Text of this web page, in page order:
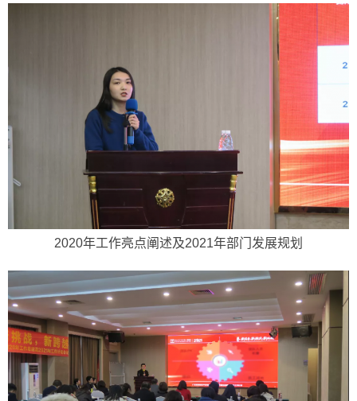
2020年工作亮点阐述及2021年部门发展规划